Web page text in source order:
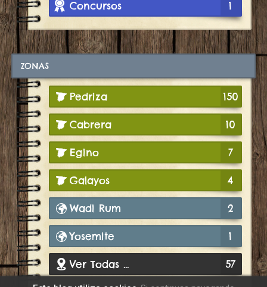
Concursos 1
ZONAS
Pedriza 150
Cabrera 10
Egino 7
Galayos 4
Wadi Rum 2
Yosemite 1
Ver Todas ... 57